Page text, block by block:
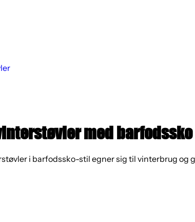
med barfodssko
i barfodssko-stil egner sig til vinterbrug og